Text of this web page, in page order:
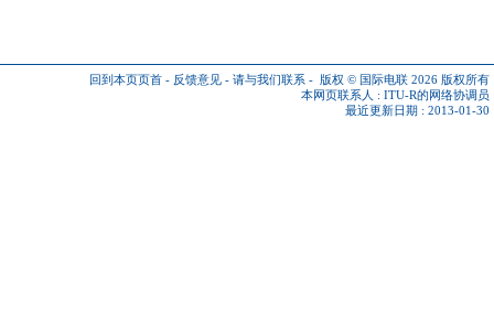
回到本页页首 - 反馈意见 - 请与我们联系 - 版权 © 国际电联 2026 版权所有
本网页联系人 : ITU-R的网络协调员
最近更新日期 : 2013-01-30